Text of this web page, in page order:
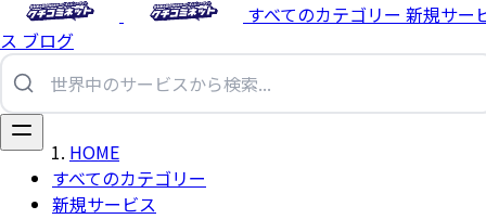
すべてのカテゴリー 新規サー
ス ブログ
すべてのカテゴリー
新規サービス
HOME